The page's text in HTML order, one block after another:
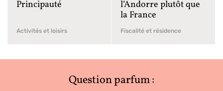
Principauté
Activités et loisirs
l’Andorre plutôt que
la France
Fiscalité et résidence
Question parfum :